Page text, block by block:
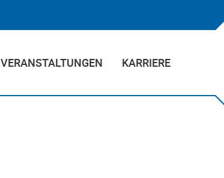
VERANSTALTUNGEN KARRIERE